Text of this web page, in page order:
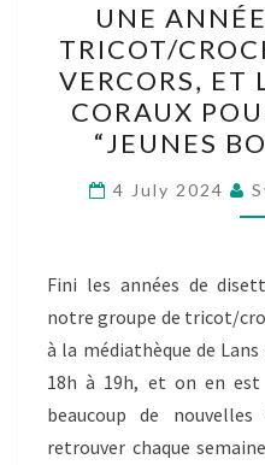
UNE
TRICOT/
VERCORS, ET
CORAUX
“JEUNES
4 July 2024
Fini les années de
notre groupe de tricot/
à la médiathèque de
18h à 19h, et on en est
beaucoup de
retrouver chaque